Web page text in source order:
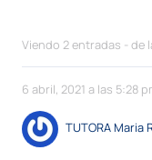
Viendo 2 entradas - de
6 abril, 2021 a las 5:28
TUTORA Maria